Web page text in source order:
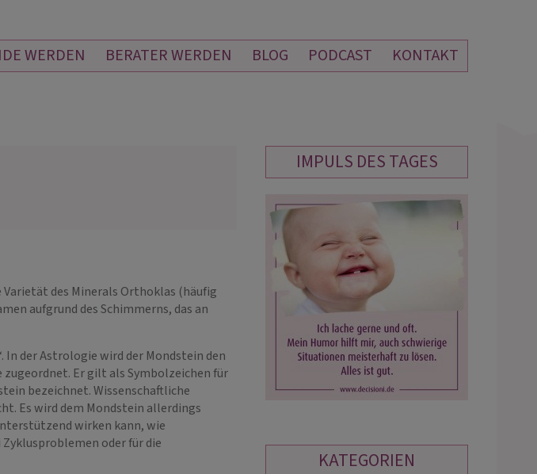
WERDEN BERATER WERDEN BLOG PODCAST KONTAKT
im Hinsehen
Liebe Freya, von ganzem Herzen danke
ich Dir für die großartige Email Beratung
ARIANE
Ich danke dir von ganzem Herzen,
du alle Launen mit mir trägst.
ALLES, aber vor allem für dein Sein
deine wertvolle Zeit, die du mir immer
gibst und die unend…
des Minerals Orthoklas (häufig
aufgrund des Schimmerns, das an
der Astrologie wird der Mondstein den
zugeordnet. Er gilt als Symbolzeichen für
bezeichnet. Wissenschaftliche
Es wird dem Mondstein allerdings
wirken kann, wie
oder für die
IMPULS DES TAGES
KATEGORIEN